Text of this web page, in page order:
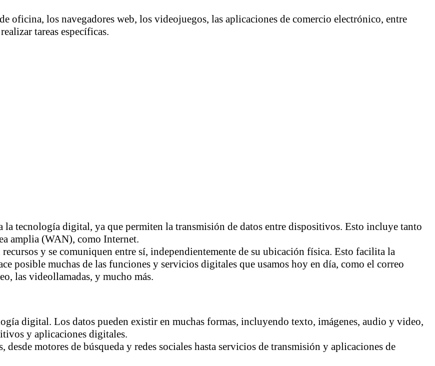
oficina, los navegadores web, los videojuegos, las aplicaciones de comercio electrónico, entre
tareas específicas.
la tecnología digital, ya que permiten la transmisión de datos entre dispositivos. Esto incluye tanto
amplia (WAN), como Internet.
y se comuniquen entre sí, independientemente de su ubicación física. Esto facilita la
posible muchas de las funciones y servicios digitales que usamos hoy en día, como el correo
las videollamadas, y mucho más.
digital. Los datos pueden existir en muchas formas, incluyendo texto, imágenes, audio y video,
y aplicaciones digitales.
motores de búsqueda y redes sociales hasta servicios de transmisión y aplicaciones de